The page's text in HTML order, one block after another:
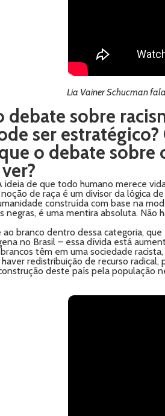
Lia Vainer Schucman
debate sobre
ser
o debate
ideia de que todo humano merece
de raça é um divisor da lógica
construída com base na
negras, é uma mentira absoluta.
branco dentro dessa categoria,
no Brasil – essa dívida está
têm em uma sociedade
haver redistribuição de recurso
deste país pela população